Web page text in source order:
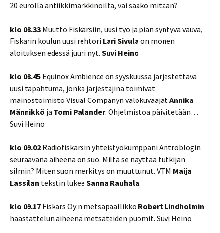
20 eurolla antiikkimarkkinoilta, vai saako mitään?
klo 08.33 Muutto Fiskarsiin, uusi työ ja pian syntyvä vauva,
Fiskarin koulun uusi rehtori Lari Sivula on monen
aloituksen edessä juuri nyt. Suvi Heino
klo 08.45 Equinox Ambience on syyskuussa järjestettävä
uusi tapahtuma, jonka järjestäjinä toimivat
mainostoimisto Visual Companyn valokuvaajatAnnika
Männikkö ja Tomi Palander. Ohjelmistoa päivitetään…
Suvi Heino
klo 09.02 Radiofiskarsin yhteistyökumppani Antroblogin
seuraavana aiheena on suo. Miltä se näyttää tutkijan
silmin? Miten suon merkitys on muuttunut. VTM Maija
Lassilan tekstin lukee Sanna Rauhala.
klo 09.17 Fiskars Oy:n metsäpäällikkö Robert Lindholmin
haastattelun aiheena metsäteiden puomit. Suvi Heino